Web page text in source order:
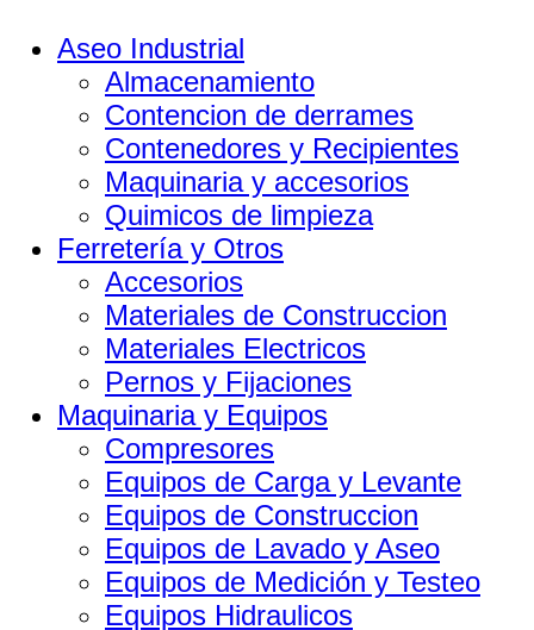
Aseo Industrial
Almacenamiento
Contencion de derrames
Contenedores y Recipientes
Maquinaria y accesorios
Quimicos de limpieza
Ferretería y Otros
Accesorios
Materiales de Construccion
Materiales Electricos
Pernos y Fijaciones
Maquinaria y Equipos
Compresores
Equipos de Carga y Levante
Equipos de Construccion
Equipos de Lavado y Aseo
Equipos de Medición y Testeo
Equipos Hidraulicos